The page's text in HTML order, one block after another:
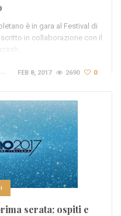
è in gara al Festival di
in collaborazione con il
FEB 8, 2017 2690 0
serata: ospiti e